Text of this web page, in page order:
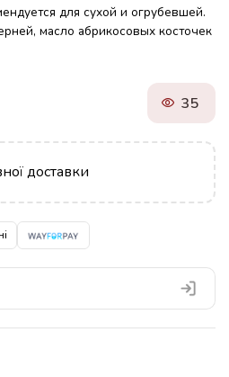
для сухой и огрубевшей.
масло абрикосовых косточек
35
доставки